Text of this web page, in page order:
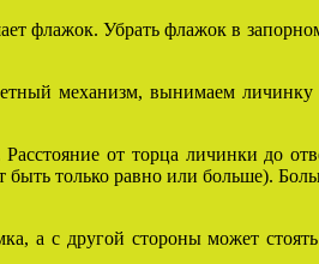
флажок. Убрать флажок в
механизм, вынимаем личинку
от торца личинки до
только равно или больше).
а с другой стороны может